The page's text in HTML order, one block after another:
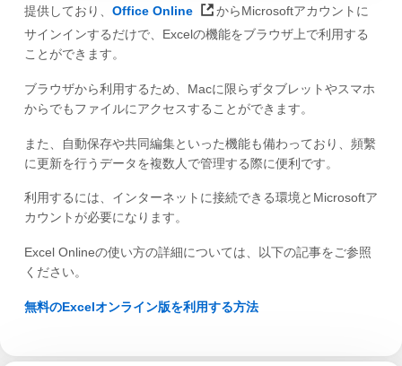
提供しており、 Office Online
からMicrosoftアカウントに
サインインするだけで、Excelの機能をブラウザ上で利用する
ことができます。
ブラウザから利用するため、Macに限らずタブレットやスマホ
からでもファイルにアクセスすることができます。
また、自動保存や共同編集といった機能も備わっており、頻繫
に更新を行うデータを複数人で管理する際に便利です。
利用するには、インターネットに接続できる環境とMicrosoftア
カウントが必要になります。
Excel Onlineの使い方の詳細については、以下の記事をご参照
ください。
無料のExcelオンライン版を利用する方法